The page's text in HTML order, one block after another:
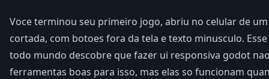
Voce terminou seu primeiro jogo, abriu no celular de
cortada, com botoes fora da tela e texto minusculo.
todo mundo descobre que fazer ui responsiva godot
ferramentas boas para isso, mas elas so funcionam